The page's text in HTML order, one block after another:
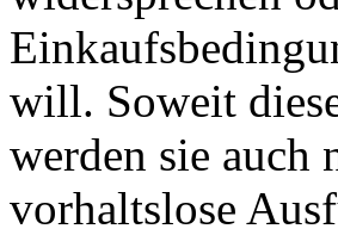
will. Soweit
werden sie auch
vorhaltslose